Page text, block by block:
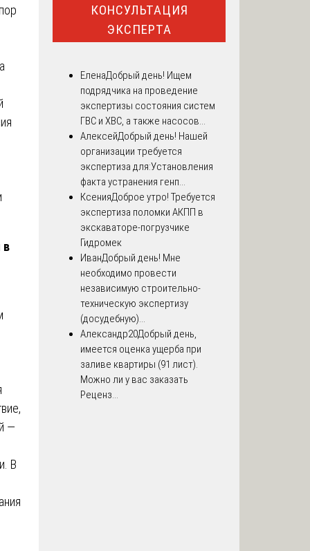
в
—
В
КОНСУЛЬТАЦИЯ
ЭКСПЕРТА
ЕленаДобрый день! Ищем
подрядчика на проведение
экспертизы состояния систем
ГВС и ХВС, а также насосов...
АлексейДобрый день! Нашей
организации требуется
экспертиза для:Установления
факта устранения генп...
КсенияДоброе утро! Требуется
экспертиза поломки АКПП в
экскаваторе-погрузчике
Гидромек
ИванДобрый день! Мне
необходимо провести
независимую строительно-
техническую экспертизу
(досудебную)...
Александр20Добрый день,
имеется оценка ущерба при
заливе квартиры (91 лист).
Можно ли у вас заказать
Реценз...